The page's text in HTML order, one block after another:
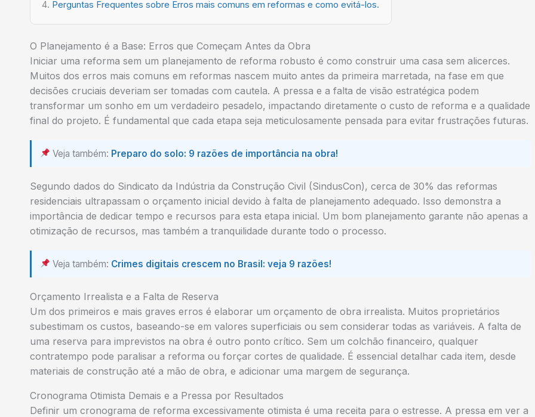
Perguntas Frequentes sobre Erros mais comuns em reformas e como evitá-los.
O Planejamento é a Base: Erros que Começam Antes da Obra
Iniciar uma reforma sem um planejamento de reforma robusto é como construir uma casa sem alicerces.
Muitos dos erros mais comuns em reformas nascem muito antes da primeira marretada, na fase em que
decisões cruciais deveriam ser tomadas com cautela. A pressa e a falta de visão estratégica podem
transformar um sonho em um verdadeiro pesadelo, impactando diretamente o custo de reforma e a qualidade
final do projeto. É fundamental que cada etapa seja meticulosamente pensada para evitar frustrações futuras.
Veja também: Preparo do solo: 9 razões de importância na obra!
Segundo dados do Sindicato da Indústria da Construção Civil (SindusCon), cerca de 30% das reformas
residenciais ultrapassam o orçamento inicial devido à falta de planejamento adequado. Isso demonstra a
importância de dedicar tempo e recursos para esta etapa inicial. Um bom planejamento garante não apenas a
otimização de recursos, mas também a tranquilidade durante todo o processo.
Veja também: Crimes digitais crescem no Brasil: veja 9 razões!
Orçamento Irrealista e a Falta de Reserva
Um dos primeiros e mais graves erros é elaborar um orçamento de obra irrealista. Muitos proprietários
subestimam os custos, baseando-se em valores superficiais ou sem considerar todas as variáveis. A falta de
uma reserva para imprevistos na obra é outro ponto crítico. Sem um colchão financeiro, qualquer
contratempo pode paralisar a reforma ou forçar cortes de qualidade. É essencial detalhar cada item, desde
materiais de construção até a mão de obra, e adicionar uma margem de segurança.
Cronograma Otimista Demais e a Pressa por Resultados
Definir um cronograma de reforma excessivamente otimista é uma receita para o estresse. A pressa em ver a